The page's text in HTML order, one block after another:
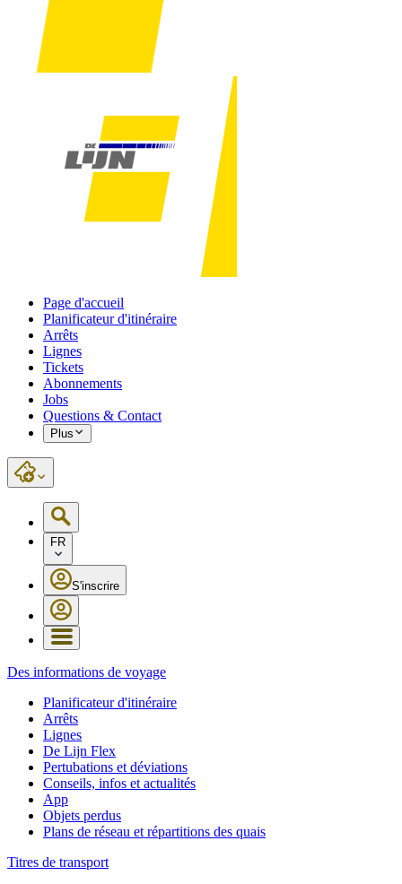
Page d'accueil
Planificateur d'itinéraire
Arrêts
Lignes
Tickets
Abonnements
Jobs
Questions & Contact
Plus
FR
S'inscrire
Des informations de voyage
Planificateur d'itinéraire
Arrêts
Lignes
De Lijn Flex
Pertubations et déviations
Conseils, infos et actualités
App
Objets perdus
Plans de réseau et répartitions des quais
Titres de transport